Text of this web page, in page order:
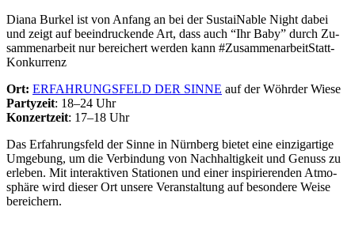
Diana Bur­kel ist von An­fang an bei der Sus­taiNable Night da­bei
und zeigt auf be­ein­dru­ckende Art, dass auch “Ihr Baby” durch Zu­
sam­men­ar­beit nur be­rei­chert wer­den kann #Zu­sam­men­ar­beitS­tatt­
Kon­kur­renz
Ort: ERFAHRUNGSFELD DER SINNE auf der Wöhr­der Wiese
Par­ty­zeit: 18–24 Uhr
Kon­zert­zeit: 17–18 Uhr
Das Er­fah­rungs­feld der Sinne in Nürn­berg bie­tet eine ein­zig­ar­tige
Um­ge­bung, um die Ver­bin­dung von Nach­hal­tig­keit und Ge­nuss zu
er­le­ben. Mit in­ter­ak­ti­ven Sta­tio­nen und ei­ner in­spi­rie­ren­den At­mo­
sphäre wird die­ser Ort un­sere Ver­an­stal­tung auf be­son­dere Weise
be­rei­chern.